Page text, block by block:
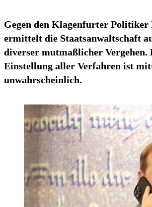
Gegen den Klagenfurter Politiker
ermittelt die Staatsanwaltschaft
diverser mutmaßlicher Vergehen.
Einstellung aller Verfahren ist
unwahrscheinlich.